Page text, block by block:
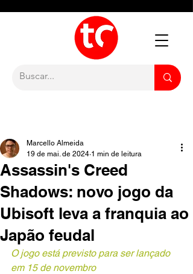
Assassin's Creed
Shadows: novo jogo da
Ubisoft leva a franquia ao
Japão feudal
Marcello Almeida
19 de mai. de 2024 1 min de leitura
O jogo está previsto para ser lançado
em 15 de novembro